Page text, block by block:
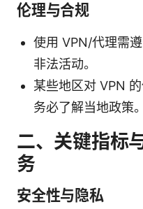
伦理与合规
使用 VPN/代理需
非法活动。
某些地区对 VPN
务必了解当地政策。
二、关键指标
务
安全性与隐私